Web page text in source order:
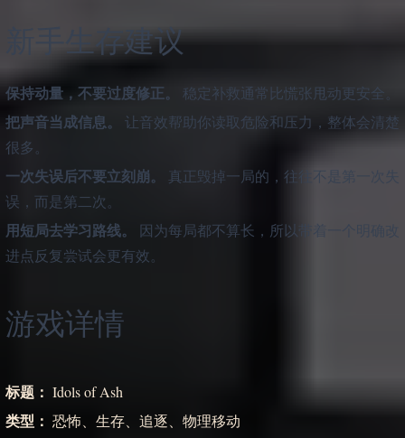
新手生存建议
保持动量，不要过度修正。 稳定补救通常比慌张甩动更安全。
把声音当成信息。
让音效帮助你读取危险和压力，整体会清楚
很多。
一次失误后不要立刻崩。
真正毁掉一局的，往往不是第一次失
误，而是第二次。
用短局去学习路线。
因为每局都不算长，所以带着一个明确改
进点反复尝试会更有效。
游戏详情
标题： Idols of Ash
类型： 恐怖、生存、追逐、物理移动